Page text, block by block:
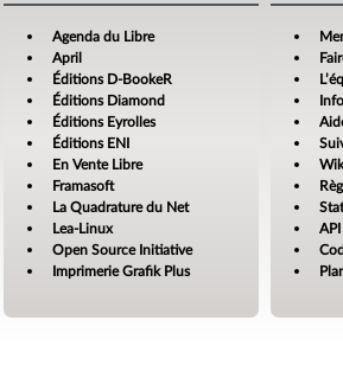
Agenda du Libre
April
Éditions D-BookeR
Éditions Diamond
Éditions Eyrolles
Éditions ENI
En Vente Libre
Framasoft
La Quadrature du Net
Lea-Linux
Open Source Initiative
Imprimerie Grafik Plus